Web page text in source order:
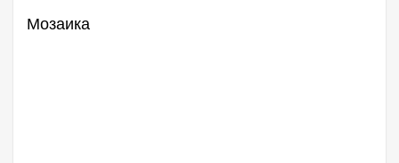
Мозаика